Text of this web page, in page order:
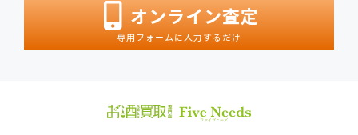
オンライン査定
専用フォームに入力するだけ